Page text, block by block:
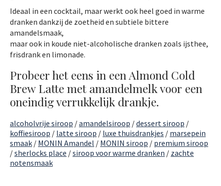
Ideaal in een cocktail, maar werkt ook heel goed in warme
dranken dankzij de zoetheid en subtiele bittere
amandelsmaak,
maar ook in koude niet-alcoholische dranken zoals ijsthee,
frisdrank en limonade.
Probeer het eens in een Almond Cold
Brew Latte met amandelmelk voor een
oneindig verrukkelijk drankje.
alcoholvrije siroop /amandelsiroop /dessert siroop /
koffiesiroop / latte siroop / luxe thuisdrankjes / marsepein
smaak / MONIN Amandel / MONIN siroop / premium siroop
/sherlocks place /siroop voor warme dranken / zachte
notensmaak